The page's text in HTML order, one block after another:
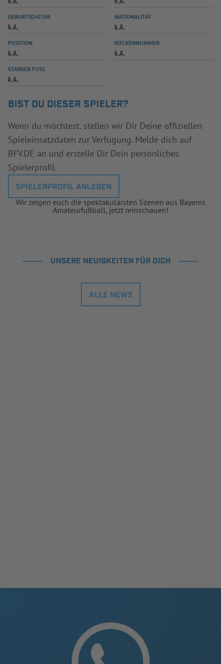
SPIELPLUS
GEBURTSDATUM
k.A.
NATIONALITÄT
k.A.
POSITION
k.A.
RÜCKENNUMMER
k.A.
STARKER FUSS
k.A.
BIST DU DIESER SPIELER?
Wenn du möchtest, stellen wir Dir Deine offiziellen
Spieleinsatzdaten zur Verfügung. Melde dich auf
BFV.DE an und erstelle Dir Dein persönliches
Spielerprofil.
SPIELERPROFIL ANLEGEN
Wir zeigen euch die spektakulärsten Szenen aus Bayerns
Amateurfußball, jetzt reinschauen!
UNSERE NEUIGKEITEN FÜR DICH
ALLE NEWS